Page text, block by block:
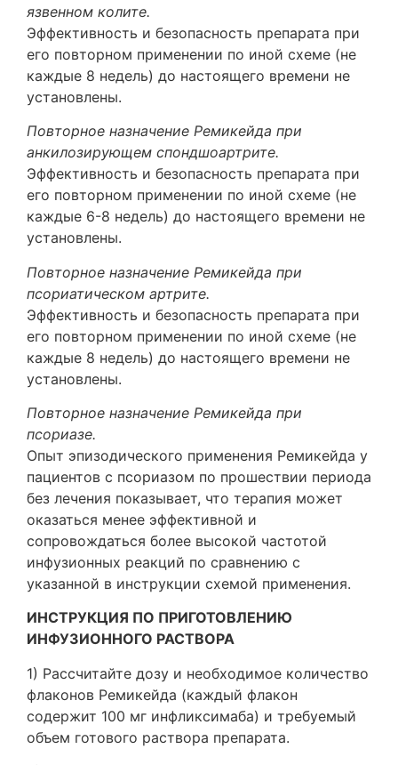
язвенном колите.
Эффективность и безопасность препарата при
его повторном применении по иной схеме (не
каждые 8 недель) до настоящего времени не
установлены.
Повторное назначение Ремикейда при
анкилозирующем спондшоартрите.
Эффективность и безопасность препарата при
его повторном применении по иной схеме (не
каждые 6-8 недель) до настоящего времени не
установлены.
Повторное назначение Ремикейда при
псориатическом артрите.
Эффективность и безопасность препарата при
его повторном применении по иной схеме (не
каждые 8 недель) до настоящего времени не
установлены.
Повторное назначение Ремикейда при
псориазе.
Опыт эпизодического применения Ремикейда у
пациентов с псориазом по прошествии периода
без лечения показывает, что терапия может
оказаться менее эффективной и
сопровождаться более высокой частотой
инфузионных реакций по сравнению с
указанной в инструкции схемой применения.
ИНСТРУКЦИЯ ПО ПРИГОТОВЛЕНИЮ
ИНФУЗИОННОГО РАСТВОРА
1) Рассчитайте дозу и необходимое количество
флаконов Ремикейда (каждый флакон
содержит 100 мг инфликсимаба) и требуемый
объем готового раствора препарата.